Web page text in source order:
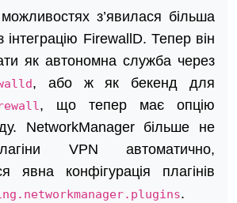
з’явилася більша
інтеграцію FirewallD. Тепер він
як автономна служба через
, або ж як бекенд для
, що тепер має опцію
NetworkManager більше не
VPN автоматично,
явна конфігурація плагінів
.